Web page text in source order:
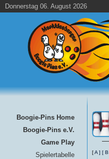
Donnerstag 06. August 2026
Boogie-Pins Home
Boogie-Pins e.V.
Game Play
Spielertabelle
[A ] [ B